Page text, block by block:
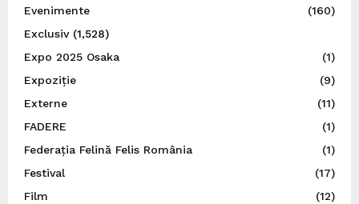
Evenimente
(160)
Exclusiv(1,528)
Expo 2025 Osaka
(1)
Expoziție
(9)
Externe
(11)
FADERE
(1)
Federația Felină Felis România
(1)
Festival
(17)
Film
(12)